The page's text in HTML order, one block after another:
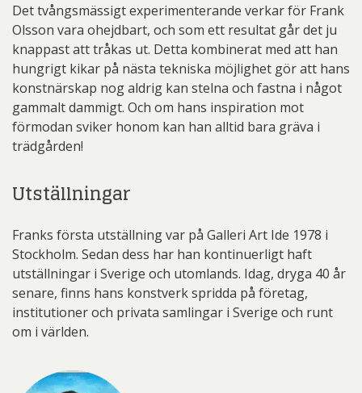
Det tvångsmässigt experimenterande verkar för Frank
Olsson vara ohejdbart, och som ett resultat går det ju
knappast att tråkas ut. Detta kombinerat med att han
hungrigt kikar på nästa tekniska möjlighet gör att hans
konstnärskap nog aldrig kan stelna och fastna i något
gammalt dammigt. Och om hans inspiration mot
förmodan sviker honom kan han alltid bara gräva i
trädgården!
Utställningar
Franks första utställning var på Galleri Art Ide 1978 i
Stockholm. Sedan dess har han kontinuerligt haft
utställningar i Sverige och utomlands. Idag, dryga 40 år
senare, finns hans konstverk spridda på företag,
institutioner och privata samlingar i Sverige och runt
om i världen.